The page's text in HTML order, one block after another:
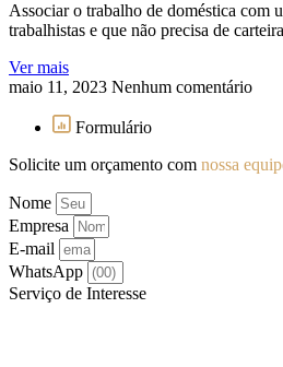
Associar o trabalho de doméstica com
trabalhistas e que não precisa de
Ver mais
maio 11, 2023 Nenhum comentário
Formulário
Solicite um orçamento com nossa
Nome
Empresa
E-mail
WhatsApp
Serviço de Interesse